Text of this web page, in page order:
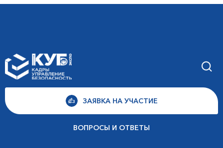
ЗАЯВКА НА УЧАСТИЕ
ВОПРОСЫ И ОТВЕТЫ